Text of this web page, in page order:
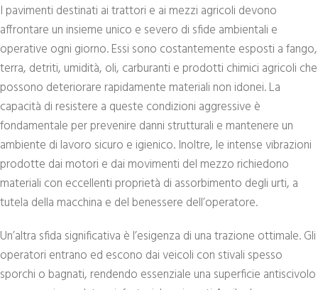
I pavimenti destinati ai trattori e ai mezzi agricoli devono
affrontare un insieme unico e severo di sfide ambientali e
operative ogni giorno. Essi sono costantemente esposti a fango,
terra, detriti, umidità, oli, carburanti e prodotti chimici agricoli che
possono deteriorare rapidamente materiali non idonei. La
capacità di resistere a queste condizioni aggressive è
fondamentale per prevenire danni strutturali e mantenere un
ambiente di lavoro sicuro e igienico. Inoltre, le intense vibrazioni
prodotte dai motori e dai movimenti del mezzo richiedono
materiali con eccellenti proprietà di assorbimento degli urti, a
tutela della macchina e del benessere dell’operatore.
Un’altra sfida significativa è l’esigenza di una trazione ottimale. Gli
operatori entrano ed escono dai veicoli con stivali spesso
sporchi o bagnati, rendendo essenziale una superficie antiscivolo